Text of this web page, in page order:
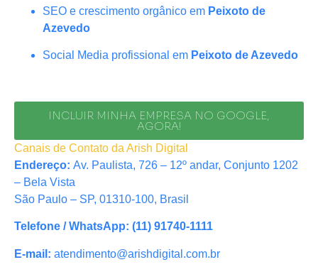
SEO e crescimento orgânico em Peixoto de
Azevedo
Social Media profissional em Peixoto de Azevedo
INCLUIR MINHA EMPRESA NO GOOGLE,
AGORA!
Canais de Contato da Arish Digital
Endereço: Av. Paulista, 726 – 12º andar, Conjunto 1202
– Bela Vista
São Paulo – SP, 01310-100, Brasil
Telefone / WhatsApp: (11) 91740-1111
E-mail: atendimento@arishdigital.com.br